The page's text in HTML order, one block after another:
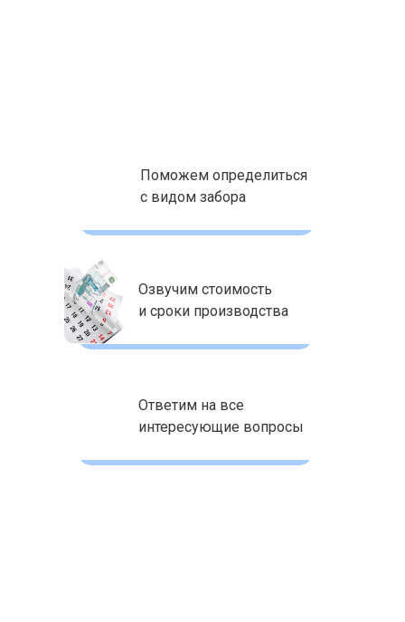
Поможем определиться
с видом забора
Озвучим стоимость
и сроки производства
Ответим на все
интересующие вопросы